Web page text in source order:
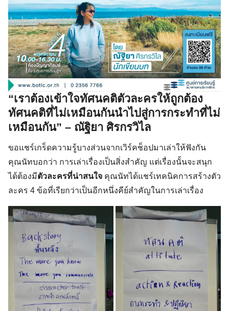
“เราต้องเข้าใจทัศนคติตัวละครให้ถูกต้อง
ทัศนคติที่ไม่เหมือนกันนำไปสู่การกระทำที่ไม่
เหมือนกัน” – ณัฐิยา ศิรกรวิไล
ขอแชร์เกร็ดความรู้บางส่วนจากเวิร์คช็อปมาเล่าให้ฟังกัน
คุณนัทบอกว่า การเล่าเรื่องเป็นสิ่งสำคัญ แต่เรื่องนั้นจะสนุก
ได้ต้องมีตัวละครที่น่าสนใจ คุณนัทได้แชร์เทคนิคการสร้างตัว
ละคร 4 ข้อที่เรียกว่าเป็นอีกหนึ่งคีย์สำคัญในการเล่าเรื่อง